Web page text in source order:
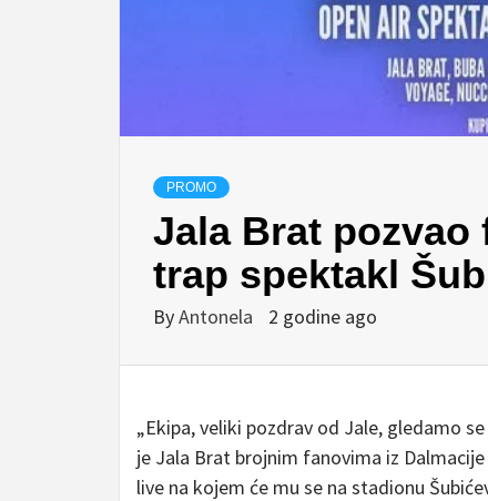
PROMO
Jala Brat pozvao
trap spektakl
ByAntonela 2 godine ago
„Ekipa, veliki pozdrav od Jale, gledamo
je Jala Brat brojnim fanovima iz
live na kojem će mu se na stadionu